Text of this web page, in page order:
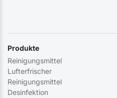
Produkte
Reinigungsmittel
Lufterfrischer
Reinigungsmittel
Desinfektion